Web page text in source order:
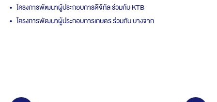
• โครงการพัฒนาผู้ประกอบการดิจิทัล ร่วมกับ KTB
• โครงการพัฒนาผู้ประกอบการเกษตร ร่วมกับ บางจาก